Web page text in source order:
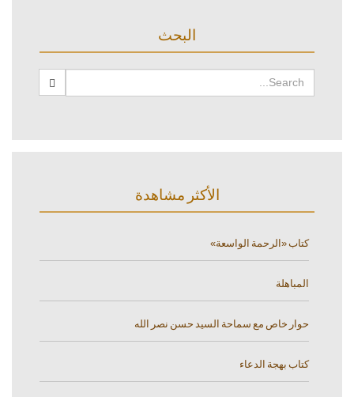
البحث
الأكثر مشاهدة
كتاب «الرحمة الواسعة»
المباهلة
حوار خاص مع سماحة السيد حسن نصر الله
كتاب بهجة الدعاء